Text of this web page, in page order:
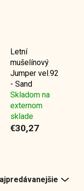
Letní
mušelínový
Jumper vel.92
- Sand
Skladom na
externom
sklade
€30,27